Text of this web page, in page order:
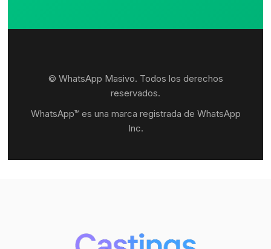
© WhatsApp Masivo. Todos los derechos
reservados.
WhatsApp™ es una marca registrada de WhatsApp
Inc.